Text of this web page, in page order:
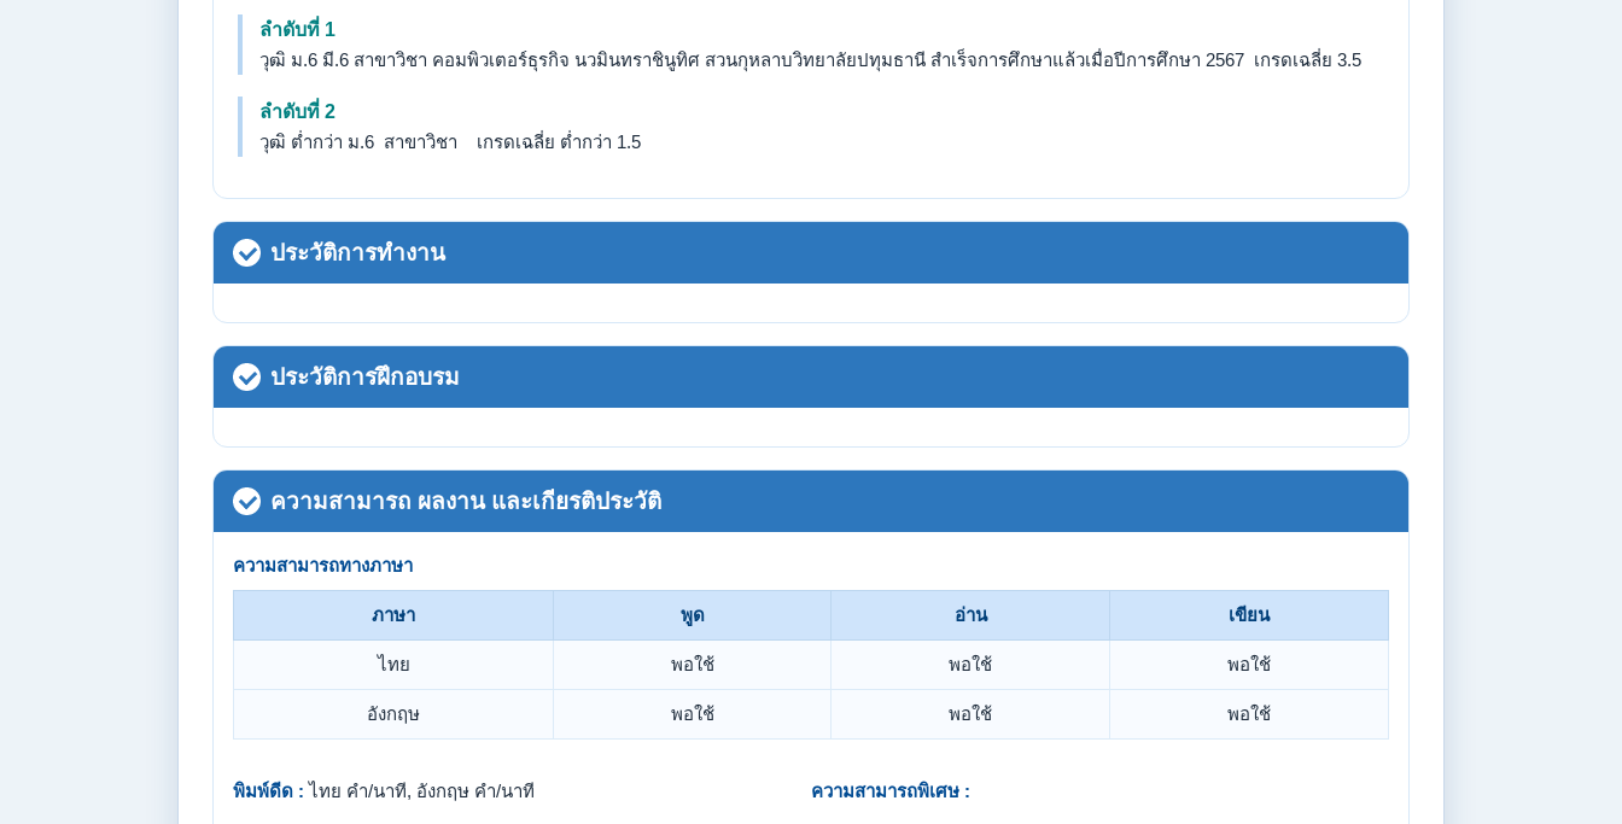
ลำดับที่ 1
วุฒิ ม.6 มี.6 สาขาวิชา คอมพิวเตอร์ธุรกิจ นวมินทราชินูทิศ สวนกุหลาบวิทยาลัยปทุมธานี สำเร็จการศึกษาแล้วเมื่อปีการศึกษา 2567 เกรดเฉลี่ย 3.5
ลำดับที่ 2
วุฒิ ต่ำกว่า ม.6 สาขาวิชา เกรดเฉลี่ย ต่ำกว่า 1.5
ประวัติการทำงาน
ประวัติการฝึกอบรม
ความสามารถ ผลงาน และเกียรติประวัติ
ความสามารถทางภาษา
ภาษา พูด อ่าน เขียน
ไทย พอใช้ พอใช้ พอใช้
อังกฤษ พอใช้ พอใช้ พอใช้
พิมพ์ดีด : ไทย คำ/นาที, อังกฤษ คำ/นาที ความสามารถพิเศษ :